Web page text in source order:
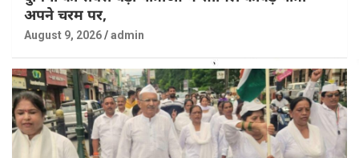
अपने चरम पर,
August 9, 2026 admin